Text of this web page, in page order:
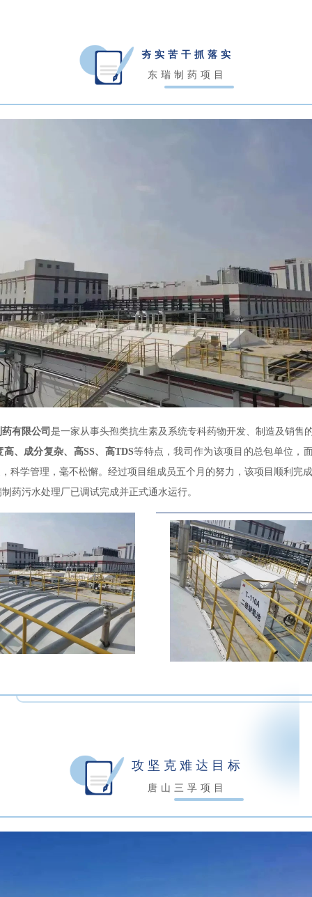
夯实苦干抓落实
东瑞制药项目
有限公司 是一家从事头孢类抗生素及系统专科药物开发、制造及销售
高、成分复杂、高SS、高TDS等特点，我司作为该项目的总包单位，
科学管理，毫不松懈。经过项目组成员五个月的努力，该项目顺利完
药污水处理厂已调试完成并正式通水运行。
攻坚克难达目标
唐山三孚项目